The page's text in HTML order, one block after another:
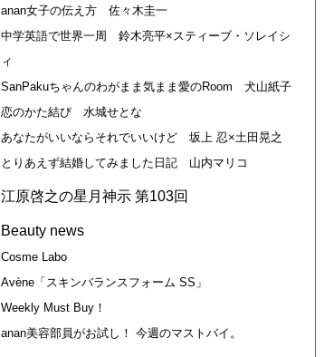
anan女子の伝え方 佐々木圭一
中学英語で世界一周 鈴木亮平×スティーブ・ソレイシ
ィ
SanPakuちゃんのわがまま気まま愛のRoom 犬山紙子
恋のかた結び 水城せとな
あなたがいいならそれでいいけど 坂上 忍×土田晃之
とりあえず結婚してみました日記 山内マリコ
江原啓之の星月神示 第103回
Beauty news
Cosme Labo
Avène「スキンバランスフォーム SS」
Weekly Must Buy！
anan美容部員がお試し！ 今週のマストバイ。